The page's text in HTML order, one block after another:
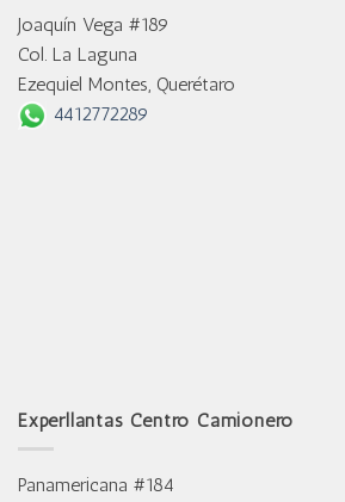
Joaquín Vega #189
Col. La Laguna
Ezequiel Montes, Querétaro
4412772289
Experllantas Centro Camionero
Panamericana #184